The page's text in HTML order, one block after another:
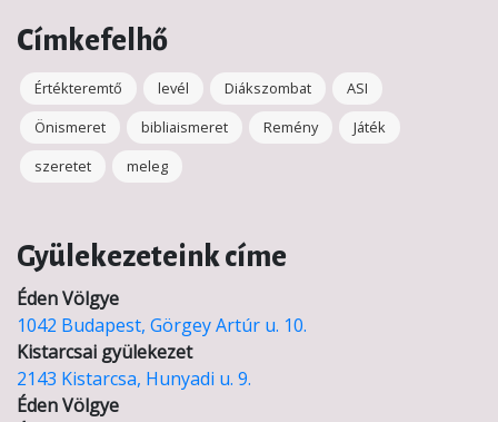
Címkefelhő
Értékteremtő levél Diákszombat
ASI
Önismeret
bibliaismeret Remény
Játék
szeretet
meleg
Gyülekezeteink címe
Éden Völgye
1042 Budapest, Görgey Artúr u. 10.
Kistarcsai gyülekezet
2143 Kistarcsa, Hunyadi u. 9.
Éden Völgye